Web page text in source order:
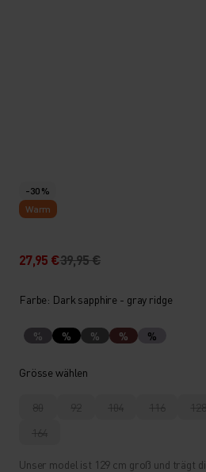
-30 %
Warm
27,95 €39,95 €
Farbe: Dark sapphire - gray ridge
% % % % %
Grösse wählen
80 92 104 116 128
164
Unser model ist 129 cm groß und trägt